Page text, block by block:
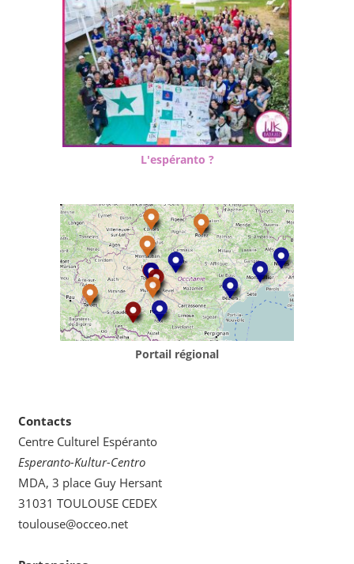
L'espéranto ?
Portail régional
Contacts
Centre Culturel Espéranto
Esperanto-Kultur-Centro
MDA, 3 place Guy Hersant
31031 TOULOUSE CEDEX
toulouse@occeo.net